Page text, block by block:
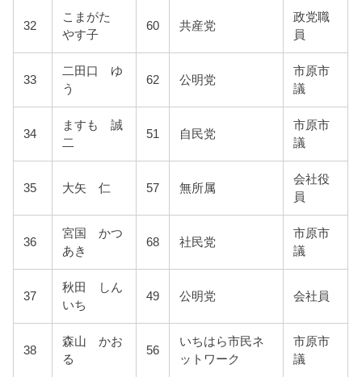
32
こまがた
やす子
60 共産党
政党職
員
33
二田口 ゆ
う
62 公明党
市原市
議
34
ますも 誠
二
51 自民党
市原市
議
35 大矢 仁 57 無所属
会社役
員
36
宮国 かつ
あき
68 社民党
市原市
議
37
秋田 しん
いち
49 公明党 会社員
38
森山 かお
る
56
いちはら市民ネ
ットワーク
市原市
議